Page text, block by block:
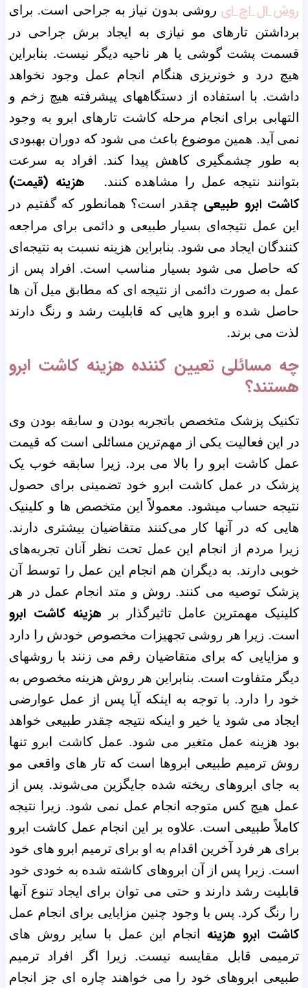
روش ال اچ ای روشی بدون نیاز به جراحی است. برای
برداشتن تارهای مو نیازی به ایجاد برش جراحی در
قسمت پشت گوشی یا هر ناحیه دیگر نیست. بنابراین
هیچ درد و خونریزی هنگام انجام عمل وجود نخواهد
داشت. با استفاده از دستگاههای پیشرفته هیچ زخم و
التهابی برای انجام مرحله کاشت تارهای ابرو به وجود
نمی آید. همین موضوع باعث می ‌شود که دوران بهبودی
به طور چشمگیری کاهش پیدا کند. افراد به سرعت
بتوانند نتیجه عمل را مشاهده کنند.
هزینه (قیمت)
کاشت ابرو طبیعی چقدر است؟ همانطور که گفتیم در
این عمل نتیجه‌ای بسیار طبیعی و دائمی برای مراجعه
کنندگان ایجاد می شود. بنابراین هزینه نسبت به نتیجه‌ای
که حاصل می شود بسیار مناسب است. افراد پس از
عمل به صورت دائمی از نتیجه ای که مطابق میل آن ها
حاصل شده و ابرو هایی که قابلیت رشد و رنگ دارند
لذت می برند.
چه مسائلی تعیین کننده هزینه کاشت ابرو
هستند؟
تکنیک پزشک متخصص باتجربه بودن و سابقه بودن وی
در این فعالیت یکی از مهم‌ترین مسائلی است که قیمت
عمل کاشت ابرو را بالا می برد. زیرا سابقه خوب یک
پزشک در عمل کاشت ابرو خود تضمینی برای حصول
نتیجه حساب میشود. معمولاً این متخصص ها و کلینیک
هایی که در آنها کار می‌کنند متقاضیان بیشتری دارند.
زیرا مردم از انجام این عمل تحت نظر آنان تجربه‌های
خوبی دارند. به دیگران هم انجام این عمل را توسط آن
پزشک توصیه می کنند. روش و متد انجام عمل در هر
کلینیک مهمترین عامل تاثیرگذار بر هزینه کاشت ابرو
است. زیرا هر روشی تجهیزات مخصوص خودش را دارد
و مزایایی که برای متقاضیان رقم می زنند با روشهای
دیگر متفاوت است. بنابراین هر روش هزینه مخصوص به
خود را دارد. با توجه به اینکه آیا پس از عمل عوارضی
ایجاد می شود یا خیر و اینکه نتیجه چقدر طبیعی خواهد
بود هزینه عمل متغیر می شود. عمل کاشت ابرو تنها
روش ترمیم طبیعی ابروها است که تار های واقعی مو
به جای ابروهای ریخته شده جایگزین می‌شوند. پس از
عمل هیچ کس متوجه انجام عمل نمی شود. زیرا نتیجه
کاملاً طبیعی است. علاوه بر این انجام عمل کاشت ابرو
برای هر فرد آخرین اقدام به او برای ترمیم ابرو های خود
است. زیرا پس از آن ابروهای کاشته شده به خودی خود
قابلیت رشد دارند و حتی می توان برای ایجاد تنوع آنها
را رنگ کرد. پس با وجود چنین مزایایی برای انجام عمل
کاشت ابرو هزینه انجام این عمل با سایر روش های
ترمیمی قابل مقایسه نیست. زیرا اگر افراد ترمیم
طبیعی ابروهای خود را می خواهند چاره ای جز انجام